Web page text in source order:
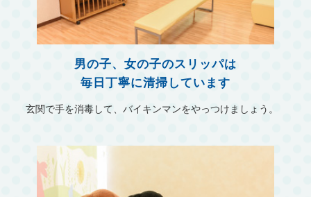
男の子、女の子のスリッパは
毎日丁寧に清掃しています
玄関で手を消毒して、バイキンマンをやっつけましょう。